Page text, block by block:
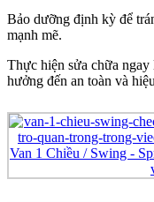
Bảo dưỡng định kỳ để
mạnh mẽ.
Thực hiện sửa chữa ngay
hưởng đến an toàn và